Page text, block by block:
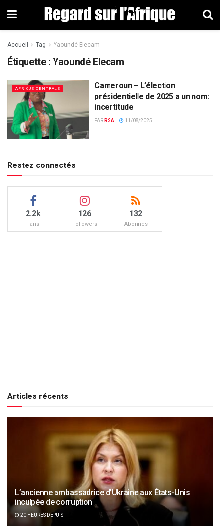
Accueil Tag Yaoundé Elecam
Étiquette : Yaoundé Elecam
AFRIQUE CENTRALE
Cameroun – L’élection
présidentielle de 2025 a un nom:
incertitude
PAR RSA 11/08/2025
Restez connectés
2.2k
Fans
126
Followers
132
Abonnés
Articles récents
L’ancienne ambassadrice d’Ukraine aux États-Unis
inculpée de corruption
20 HEURES DEPUIS